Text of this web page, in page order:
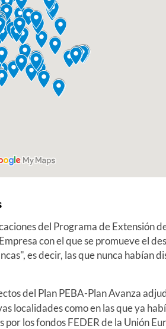
del Programa de Extensión
con el que se promueve el
es decir, las que nunca habían
del Plan PEBA-Plan Avanza
localidades como en las que ya
por los fondos FEDER de la Unión